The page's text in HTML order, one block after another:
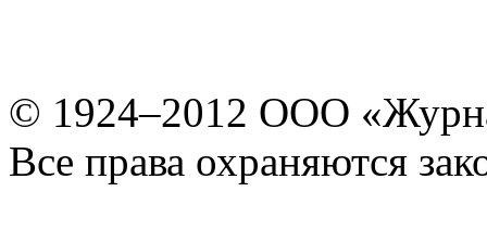
© 1924–2012 ООО
Все права охраняются